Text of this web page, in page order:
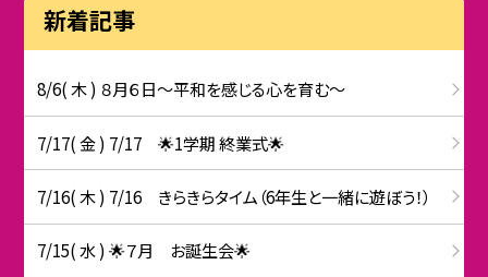
新着記事
8/6( 木 ) ８月６日～平和を感じる心を育む～
7/17( 金 ) 7/17 🌟1学期 終業式🌟
7/16( 木 ) 7/16 きらきらタイム（6年生と一緒に遊ぼう！）
7/15( 水 ) 🌟７月 お誕生会🌟